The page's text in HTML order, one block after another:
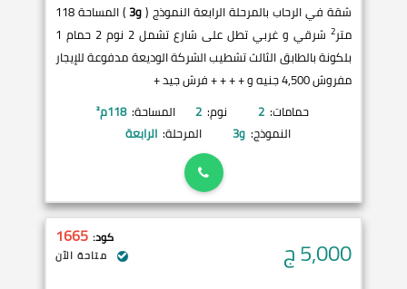
شقة في الرحاب بالمرحلة الرابعة النموذج (و3
) المساحة 118
متر2
شرقي و غربي تطل على شارع تشمل 2 نوم 2 حمام 1
بلكونة بالطابق الثالث تشطيب الشركة الوديعة مدفوعة للإيجار
مفروش 4,500 جنيه و + + + + فرش جيد +
حمامات: 2 نوم: 2 المساحة: 118م²
النموذج: و3 المرحلة: الرابعة
5,000ج كود: 1665
متاحة الآن